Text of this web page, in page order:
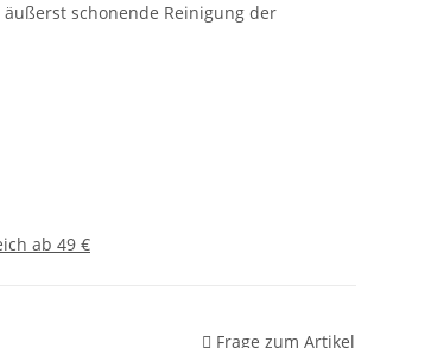
schonende Reinigung der
ab 49 €
Frage zum Artikel